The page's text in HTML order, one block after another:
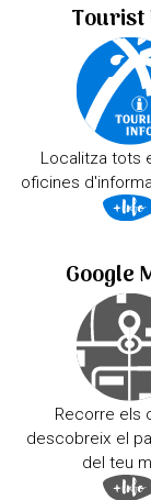
Localitza tots
oficines
Google
Recorre els
descobreix el
del teu